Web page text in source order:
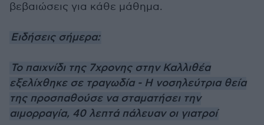
βεβαιώσεις για κάθε μάθημα.
Ειδήσεις σήμερα:
Το παιχνίδι της 7χρονης στην Καλλιθέα
εξελίχθηκε σε τραγωδία - Η νοσηλεύτρια θεία
της προσπαθούσε να σταματήσει την
αιμορραγία, 40 λεπτά πάλευαν οι γιατροί